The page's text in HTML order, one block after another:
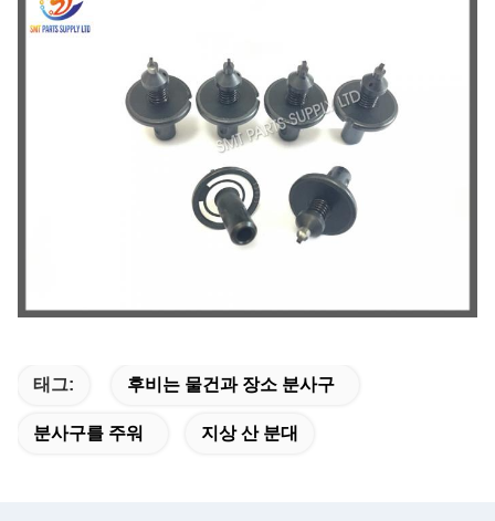
태그: 후비는 물건과 장소 분사구
분사구를 주워 지상 산 분대